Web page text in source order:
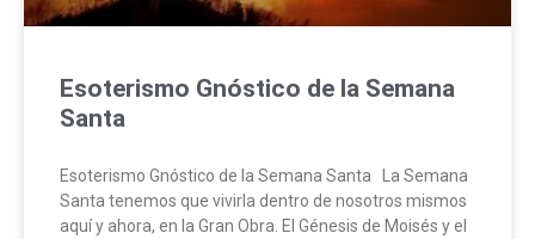
Esoterismo Gnóstico de la Semana
Santa
Esoterismo Gnóstico de la Semana Santa La Semana
Santa tenemos que vivirla dentro de nosotros mismos
aquí y ahora, en la Gran Obra. El Génesis de Moisés y el